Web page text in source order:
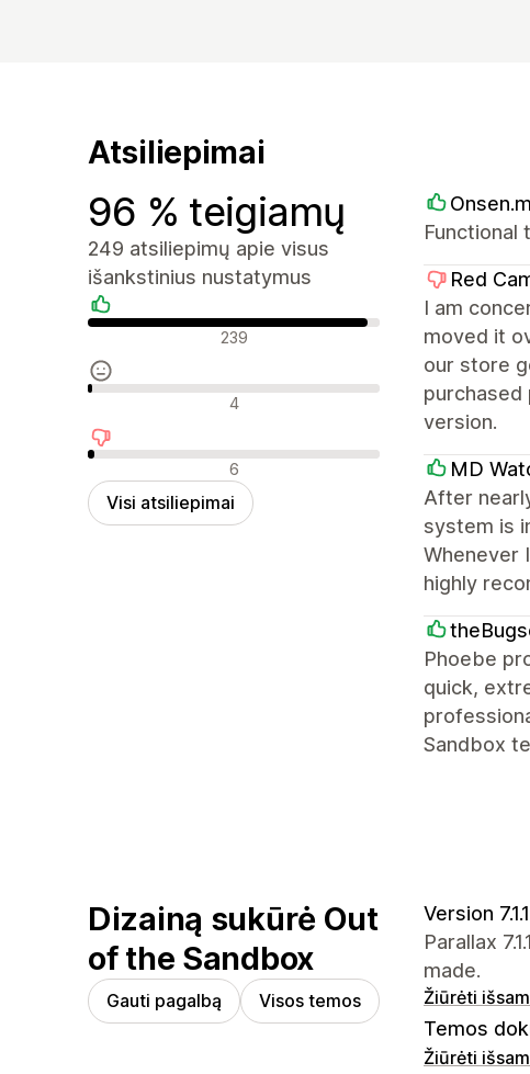
Atsiliepimai
96 % teigiamų
249 atsiliepimų apie visus
išankstinius nustatymus
Teigiami atsiliepimai
239
Neutralūs atsiliepimai
4
Neigiami atsiliepimai
6
Visi atsiliepimai
Functional
Red
I am
moved it
our store
version.
MD
After
system is
Whenever
highly
Phoebe
quick,
Sandbox
Dizainą sukūrė Out
of the Sandbox
Gauti pagalbą Visos temos
Version 7.1.1
Parallax
made.
Žiūrėti
Temos
Žiūrėti